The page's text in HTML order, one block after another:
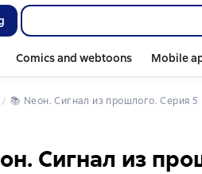
Comics and webtoons Mobile
📚 Nеон. Сигнал из прошлого. Серия 5
Сигнал из